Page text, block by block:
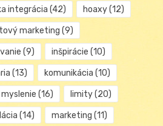
integrácia (42) hoaxy(12)
marketing (9)
(9) inšpirácie (10)
(13) komunikácia (10)
(16) limity(20)
(14) marketing (11)